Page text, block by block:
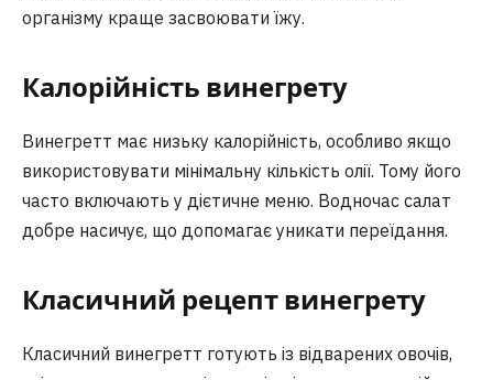
організму краще засвоювати їжу.
Калорійність винегрету
Винегретт має низьку калорійність, особливо якщо
використовувати мінімальну кількість олії. Тому його
часто включають у дієтичне меню. Водночас салат
добре насичує, що допомагає уникати переїдання.
Класичний рецепт винегрету
Класичний винегретт готують із відварених овочів,